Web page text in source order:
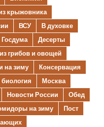
крыжовника
ВСУ
В духовке
Госдума
Десерты
грибов и овощей
на зиму
Консервация
Москва
Новости России
Обед
на зиму
Пост